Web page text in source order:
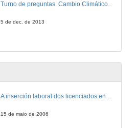
Turno de preguntas. Cambio Climático: Resumen do informe do grupo I
5 de dec. de 2013
15 de maio de 2006